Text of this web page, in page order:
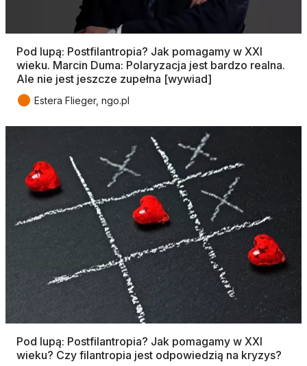
Pod lupą: Postfilantropia? Jak pomagamy w XXI
wieku. Marcin Duma: Polaryzacja jest bardzo realna.
Ale nie jest jeszcze zupełna [wywiad]
● Estera Flieger, ngo.pl
Pod lupą: Postfilantropia? Jak pomagamy w XXI
wieku? Czy filantropia jest odpowiedzią na kryzys?